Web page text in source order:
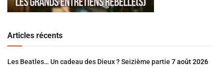
Articles récents
Les Beatles… Un cadeau des Dieux ? Seizième partie 7 août 2026